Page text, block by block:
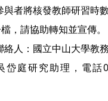
與者將核發教師研習時
，請協助轉知並宣傳。
絡人：國立中山大學教
岱庭研究助理，電話